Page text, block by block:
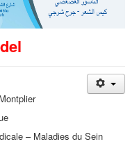
– Maladies du Sein